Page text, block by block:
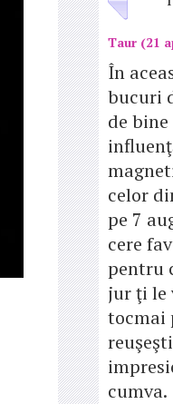
Taur (21
În
bucuri
de
celor
pe 7
cere
pentru
jur ţi le
tocmai
cumva.